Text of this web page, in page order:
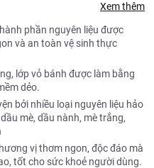
Xem thêm
phần nguyên liệu được
và an toàn vệ sinh thực
lớp vỏ bánh được làm bằng
dẻo.
bởi nhiều loại nguyên liệu hảo
mè, dầu nành, mè trắng,
vị thơm ngon, độc đáo mà
tốt cho sức khoẻ người dùng.